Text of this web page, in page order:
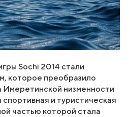
Sochi 2014 стали
которое преобразило
Имеретинской низменности
и туристическая
частью которой стала